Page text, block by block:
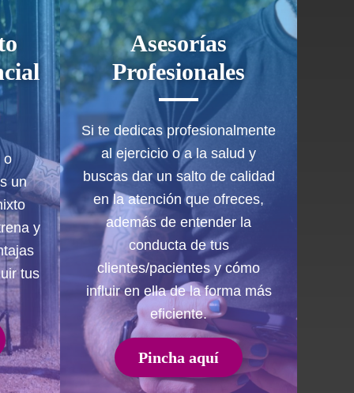
o
un
y
tus
Asesorías
Profesionales
Si te dedicas profesionalmente
al ejercicio o a la salud y
buscas dar un salto de calidad
en la atención que ofreces,
además de entender la
conducta de tus
clientes/pacientes y cómo
influir en ella de la forma más
eficiente.
Pincha aquí